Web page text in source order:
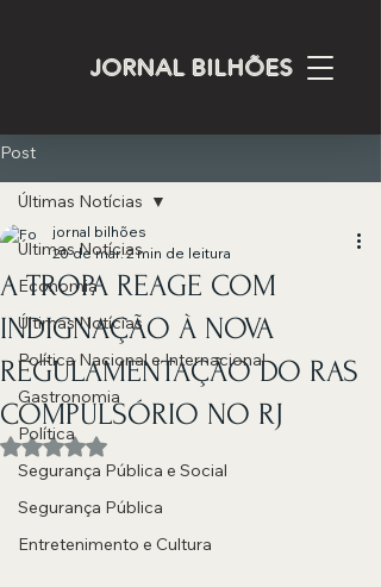
JORNAL BILHÕES
Post
Últimas Notícias
Economia
Últimas Notícias
Política Nacional e Internacional
Gastronomia
Política
Segurança Pública e Social
Segurança Pública
Entretenimento e Cultura
Últimas Notícias
A TROPA REAGE COM
INDIGNAÇÃO À NOVA
REGULAMENTAÇÃO DO RAS
COMPULSÓRIO NO RJ
jornal bilhões
20 de mar.2 min de leitura
Avaliado com NaN de 5 estrelas.